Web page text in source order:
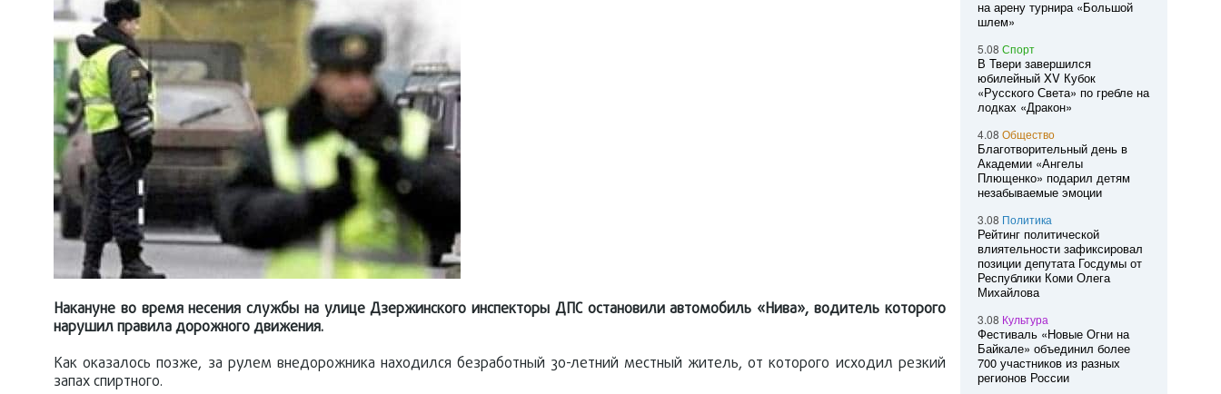
Накануне во время несения службы на улице Дзержинского инспекторы ДПС остановили автомобиль «Нива», водитель которого
нарушил правила дорожного движения.
Как оказалось позже, за рулем внедорожника находился безработный 30-летний местный житель, от которого исходил резкий
запах спиртного.
на арену турнира «Большой
шлем»
5.08 Спорт
В Твери завершился
юбилейный XV Кубок
«Русского Света» по гребле на
лодках «Дракон»
4.08 Общество
Благотворительный день в
Академии «Ангелы
Плющенко» подарил детям
незабываемые эмоции
3.08 Политика
Рейтинг политической
влиятельности зафиксировал
позиции депутата Госдумы от
Республики Коми Олега
Михайлова
3.08 Культура
Фестиваль «Новые Огни на
Байкале» объединил более
700 участников из разных
регионов России